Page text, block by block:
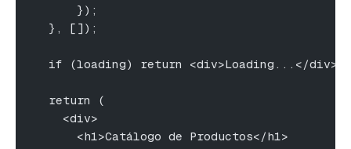
      });
  }, []);
  if (loading) return <div>Loading...</div>;
  return (
    <div>
      <h1>Catálogo de Productos</h1>